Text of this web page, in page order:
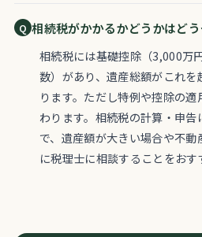
相続税がかかるかどうかはど
相続税には基礎控除（3,000万
数）があり、遺産総額がこれ
ります。ただし特例や控除の
わります。相続税の計算・申
で、遺産額が大きい場合や不
に税理士に相談することをおす